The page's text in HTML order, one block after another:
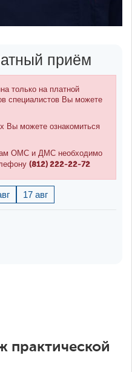
приём
только на платной
специалистов Вы можете
Вы можете ознакомиться
ОМС и ДМС необходимо
(812) 222-22-72
17 авг
практической